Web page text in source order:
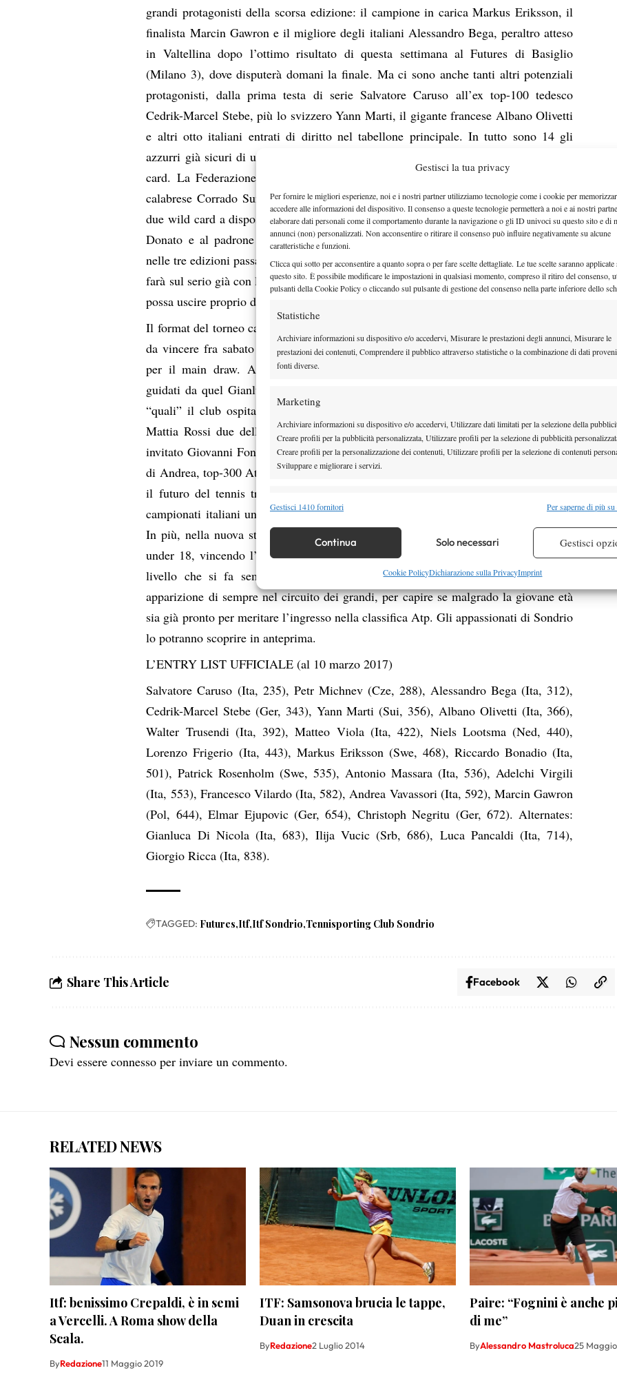
Gestisci la tua privacy
Per fornire le migliori esperienze, noi e i nostri partner utilizziamo tecnologie come i cookie per
accedere alle informazioni del dispositivo. Il consenso a queste tecnologie permetterà a noi e ai nostri
elaborare dati personali come il comportamento durante la navigazione o gli ID univoci su questo sito e di
annunci (non) personalizzati. Non acconsentire o ritirare il consenso può influire negativamente su alcune
caratteristiche e funzioni.
Clicca qui sotto per acconsentire a quanto sopra o per fare scelte dettagliate. Le tue scelte saranno applicate
questo sito. È possibile modificare le impostazioni in qualsiasi momento, compreso il ritiro del consenso,
pulsanti della Cookie Policy o cliccando sul pulsante di gestione del consenso nella parte inferiore dello
Statistiche
Archiviare informazioni su dispositivo e/o accedervi, Misurare le prestazioni degli annunci, Misurare le
prestazioni dei contenuti, Comprendere il pubblico attraverso statistiche o la combinazione di dati
fonti diverse.
Marketing
Archiviare informazioni su dispositivo e/o accedervi, Utilizzare dati limitati per la selezione della
Creare profili per la pubblicità personalizzata, Utilizzare profili per la selezione di pubblicità
Creare profili per la personalizzazione dei contenuti, Utilizzare profili per la selezione di contenuti
Sviluppare e migliorare i servizi.
Funzionalità
Identificare i dispositivi in base alle informazioni trasmesse automaticamente.
Garantire la sicurezza, prevenire e rilevare frodi, correggere errori,
Erogare e presentare pubblicità e contenuto, Salvare e comunicare le
scelte sulla privacy.
Gestisci 1410 fornitori Per saperne di più
Continua Solo necessari Gestisci
Cookie PolicyDichiarazione sulla PrivacyImprint
grandi protagonisti della scorsa edizione: il campione in carica Markus Eriksson, il
finalista Marcin Gawron e il migliore degli italiani Alessandro Bega, peraltro atteso
in Valtellina dopo l’ottimo risultato di questa settimana al Futures di Basiglio
(Milano 3), dove disputerà domani la finale. Ma ci sono anche tanti altri potenziali
protagonisti, dalla prima testa di serie Salvatore Caruso all’ex top-100 tedesco
Cedrik-Marcel Stebe, più lo svizzero Yann Marti, il gigante francese Albano Olivetti
e altri otto italiani entrati di diritto nel tabellone principale. In tutto sono 14 gli
azzurri già sicuri di un posto, visto che ne sono entrati altri quattro grazie alle wild
card. La Federazione Italiana Tennis ha invitato l’emiliano Andrea Guerrieri e il
calabrese Corrado Summaria, due dei migliori azzurri della classe 1998, mentre le
due wild card a disposizione degli organizzatori sono andate al 17enne pisano Carlo
Donato e al padrone di casa Filippo Schena, 23enne di Sondrio sempre presente
nelle tre edizioni passate. Saranno tutti in gara da lunedì, ma sul ‘veloce’ lombardo si
farà sul serio già con le qualificazioni, e non è detto che il possibile protagonista non
possa uscire proprio da lì.
Il format del torneo cadetto sarà lo stesso degli anni scorsi: 32 giocatori e due match
da vincere fra sabato e domenica, per conquistare uno degli ultimi otto posti liberi
per il main draw. Anche nelle qualificazioni occhi puntati su numerosi italiani,
guidati da quel Gianluca Di Nicola che, nel 2016, arrivò ai quarti di finale. Per le
“quali” il club ospitante ha concesso ai milanesi Alessandro Petrone (752 Atp) e
Mattia Rossi due delle quattro wild card a propria disposizione, mentre la Fit ha
invitato Giovanni Fonio e il giovanissimo Federico Arnaboldi. Classe 2000 e cugino
di Andrea, top-300 Atp, il sedicenne di Cantù è uno dei prospetti più interessanti per
il futuro del tennis tricolore, come dimostrato dai successi dello scorso anno nei
campionati italiani under 16 e soprattutto al prestigioso Torneo Avvenire di Milano.
In più, nella nuova stagione Arnaboldi ha già raggiunto quattro finali nei tornei Itf
under 18, vincendo l’ultima la scorsa settimana in Norvegia, a testimonianza di un
livello che si fa sempre più interessante. Al Futures di Sondrio la sua quarta
apparizione di sempre nel circuito dei grandi, per capire se malgrado la giovane età
sia già pronto per meritare l’ingresso nella classifica Atp. Gli appassionati di Sondrio
lo potranno scoprire in anteprima.
L’ENTRY LIST UFFICIALE (al 10 marzo 2017)
Salvatore Caruso (Ita, 235), Petr Michnev (Cze, 288), Alessandro Bega (Ita, 312),
Cedrik-Marcel Stebe (Ger, 343), Yann Marti (Sui, 356), Albano Olivetti (Ita, 366),
Walter Trusendi (Ita, 392), Matteo Viola (Ita, 422), Niels Lootsma (Ned, 440),
Lorenzo Frigerio (Ita, 443), Markus Eriksson (Swe, 468), Riccardo Bonadio (Ita,
501), Patrick Rosenholm (Swe, 535), Antonio Massara (Ita, 536), Adelchi Virgili
(Ita, 553), Francesco Vilardo (Ita, 582), Andrea Vavassori (Ita, 592), Marcin Gawron
(Pol, 644), Elmar Ejupovic (Ger, 654), Christoph Negritu (Ger, 672). Alternates:
Gianluca Di Nicola (Ita, 683), Ilija Vucic (Srb, 686), Luca Pancaldi (Ita, 714),
Giorgio Ricca (Ita, 838).
TAGGED: Futures Itf Itf Sondrio Tennisporting Club Sondrio
Share This Article Facebook
Nessun commento
Devi essere connesso per inviare un commento.
RELATED NEWS
Itf: benissimo Crepaldi, è in semi
a Vercelli. A Roma show della
Scala.
ByRedazione11 Maggio 2019
ITF: Samsonova brucia le tappe,
Duan in crescita
ByRedazione2 Luglio 2014
Paire: “Fognini è anche
di me”
ByAlessandro Mastroluca25